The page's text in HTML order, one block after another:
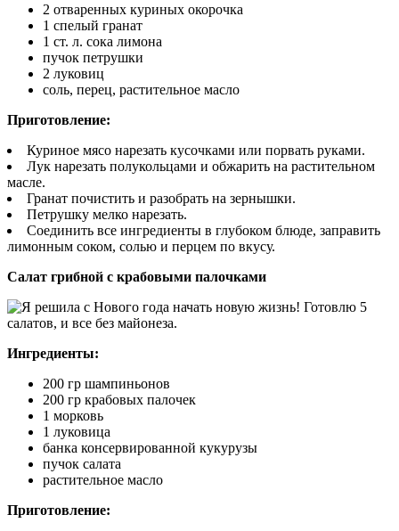
2 отваренных куриных окорочка
1 спелый гранат
1 ст. л. сока лимона
пучок петрушки
2 луковиц
соль, перец, растительное масло
Приготовление:
Куриное мясо нарезать кусочками или порвать руками.
Лук нарезать полукольцами и обжарить на растительном
масле.
Гранат почистить и разобрать на зернышки.
Петрушку мелко нарезать.
Соединить все ингредиенты в глубоком блюде, заправить
лимонным соком, солью и перцем по вкусу.
Салат грибной с крабовыми палочками
Ингредиенты:
200 гр шампиньонов
200 гр крабовых палочек
1 морковь
1 луковица
банка консервированной кукурузы
пучок салата
растительное масло
Приготовление: